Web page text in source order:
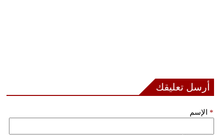
أرسل تعليقك
الإسم *